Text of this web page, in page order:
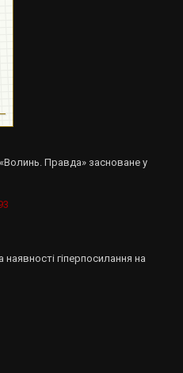
Правда» засноване у
наявності гіперпосилання на